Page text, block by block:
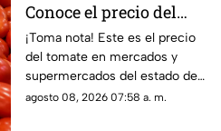
Conoce el precio del
tomate hoy 8 de agosto
2026 en Veracruz
¡Toma nota! Este es el precio
del tomate en mercados y
supermercados del estado de
Veracruz hoy sábado 8 de
agosto 08, 2026 07:58 a. m.